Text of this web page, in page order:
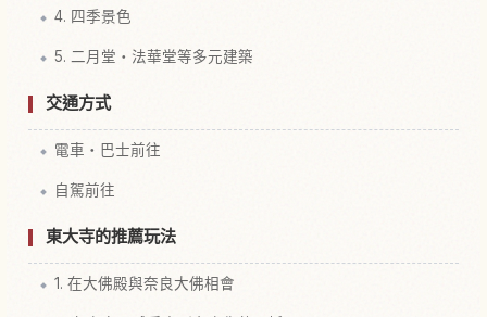
4. 四季景色
5. 二月堂・法華堂等多元建築
交通方式
電車・巴士前往
自駕前往
東大寺的推薦玩法
1. 在大佛殿與奈良大佛相會